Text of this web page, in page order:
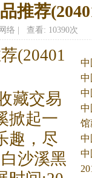
推荐
络 | 查看: 10390次
中
中
中
中
中
即
(20401
藏交易
掀起一
趣，尽
沙溪黑